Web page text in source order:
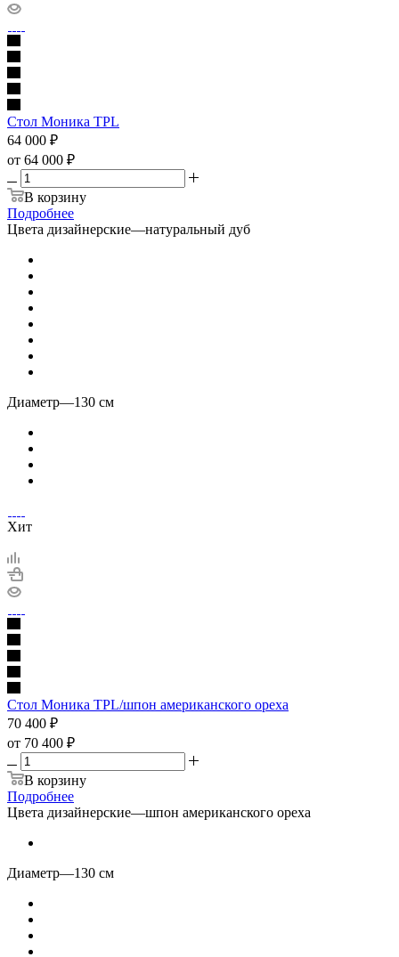
Стол Моника ТPL
64 000 ₽
от 64 000 ₽
В корзину
Подробнее
Цвета дизайнерские—натуральный дуб
Диаметр—130 см
Хит
Стол Моника TPL/шпон американского ореха
70 400 ₽
от 70 400 ₽
В корзину
Подробнее
Цвета дизайнерские—шпон американского ореха
Диаметр—130 см